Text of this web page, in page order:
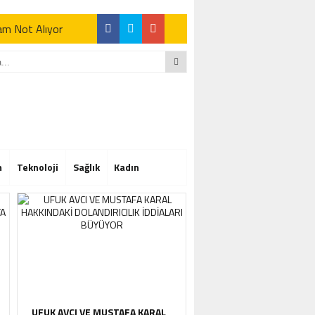
Not Alıyor
Not Alıyor
Teknoloji Sağlık Kadın
UFUK AVCI VE MUSTAFA KARAL